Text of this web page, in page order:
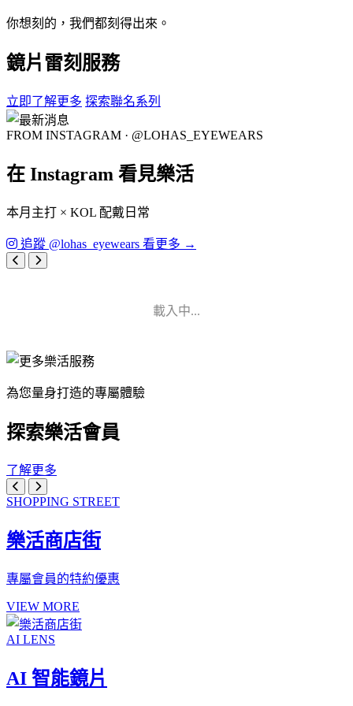
你想刻的，我們都刻得出來。
鏡片雷刻服務
立即了解更多 探索聯名系列
FROM INSTAGRAM · @LOHAS_EYEWEARS
在 Instagram 看見樂活
本月主打 × KOL 配戴日常
追蹤 @lohas_eyewears 看更多 →
載入中...
為您量身打造的專屬體驗
探索樂活會員
了解更多
SHOPPING STREET
樂活商店街
專屬會員的特約優惠
VIEW MORE
AI LENS
AI 智能鏡片